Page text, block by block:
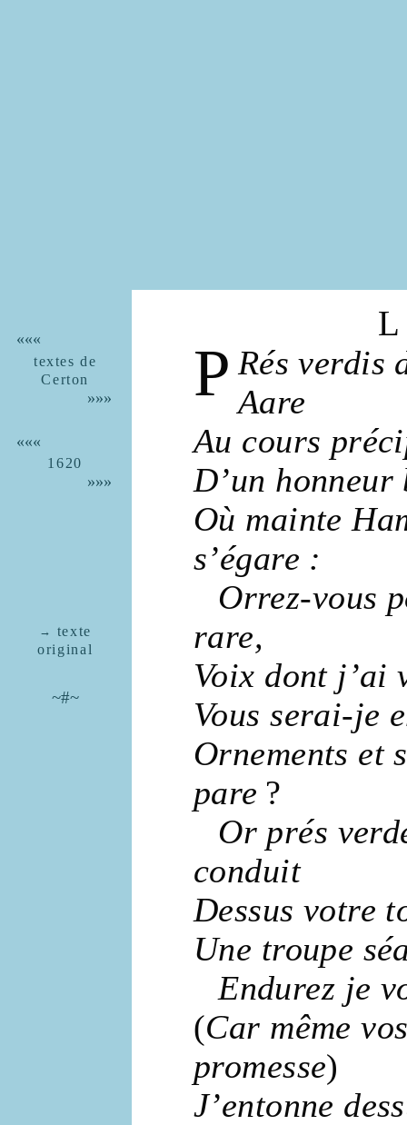
«««
textes de
Certon
»»»
«««
1620
»»»
→ texte
ori­ginal
~#~
L
P Rés verdis
Aare
Au cours
D’un honneur
Où mainte
s’égare :
Orrez-vous
rare,
Voix dont j’ai
Vous serai-je
Ornements et
pare ?
Or prés
conduit
Dessus votre
Une troupe
Endurez je
(Car même
promesse)
J’entonne